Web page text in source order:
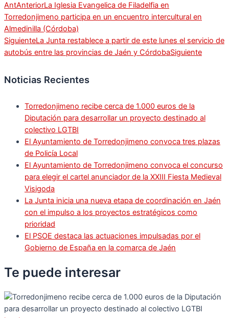
AntAnteriorLa Iglesia Evangelica de Filadelfia en
Torredonjimeno participa en un encuentro intercultural en
Almedinilla (Córdoba)
SiguienteLa Junta restablece a partir de este lunes el servicio de
autobús entre las provincias de Jaén y CórdobaSiguiente
Noticias Recientes
Torredonjimeno recibe cerca de 1.000 euros de la
Diputación para desarrollar un proyecto destinado al
colectivo LGTBI
El Ayuntamiento de Torredonjimeno convoca tres plazas
de Policía Local
El Ayuntamiento de Torredonjimeno convoca el concurso
para elegir el cartel anunciador de la XXIII Fiesta Medieval
Visigoda
La Junta inicia una nueva etapa de coordinación en Jaén
con el impulso a los proyectos estratégicos como
prioridad
El PSOE destaca las actuaciones impulsadas por el
Gobierno de España en la comarca de Jaén
Te puede interesar